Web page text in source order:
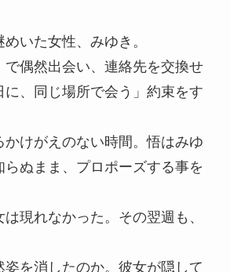
いた女性、みゆき。
で偶然出会い、連絡先を交換せ
に、同じ場所で会う」約束をす
かけがえのない時間。悟はみゆ
らぬまま、プロポーズする事を
現れなかった。その翌週も、
姿を消したのか。彼女が隠して